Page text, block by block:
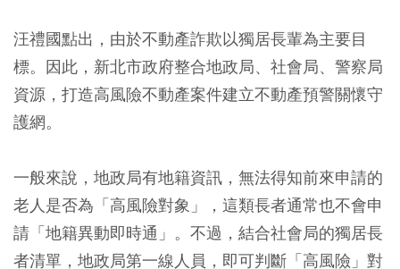
汪禮國點出，由於不動產詐欺以獨居長輩為主要目
標。因此，新北市政府整合地政局、社會局、警察局
資源，打造高風險不動產案件建立不動產預警關懷守
護網。
一般來說，地政局有地籍資訊，無法得知前來申請的
老人是否為「高風險對象」，這類長者通常也不會申
請「地籍異動即時通」。不過，結合社會局的獨居長
者清單，地政局第一線人員，即可判斷「高風險」對